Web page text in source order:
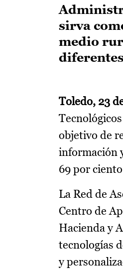
sirva
medio
Toledo, 23
objetivo de
información
69 por
La Red de
Centro de
Hacienda y
tecnologías
y